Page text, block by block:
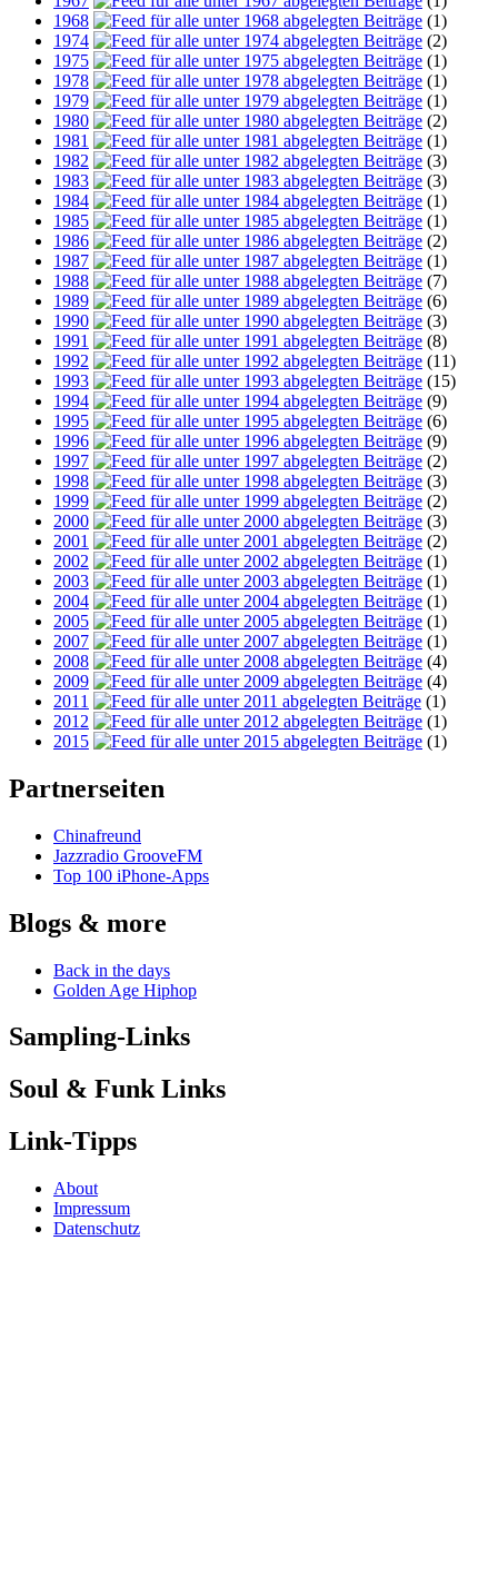
1968
(1)
1974
(2)
1975
(1)
1978
(1)
1979
(1)
1980
(2)
1981
(1)
1982
(3)
1983
(3)
1984
(1)
1985
(1)
1986
(2)
1987
(1)
1988
(7)
1989
(6)
1990
(3)
1991
(8)
1992
(11)
1993
(15)
1994
(9)
1995
(6)
1996
(9)
1997
(2)
1998
(3)
1999
(2)
2000
(3)
2001
(2)
2002
(1)
2003
(1)
2004
(1)
2005
(1)
2007
(1)
2008
(4)
2009
(4)
2011
(1)
2012
(1)
2015
(1)
Partnerseiten
Chinafreund
Jazzradio GrooveFM
Top 100 iPhone-Apps
Blogs & more
Back in the days
Golden Age Hiphop
Sampling-Links
Soul & Funk Links
Link-Tipps
About
Impressum
Datenschutz